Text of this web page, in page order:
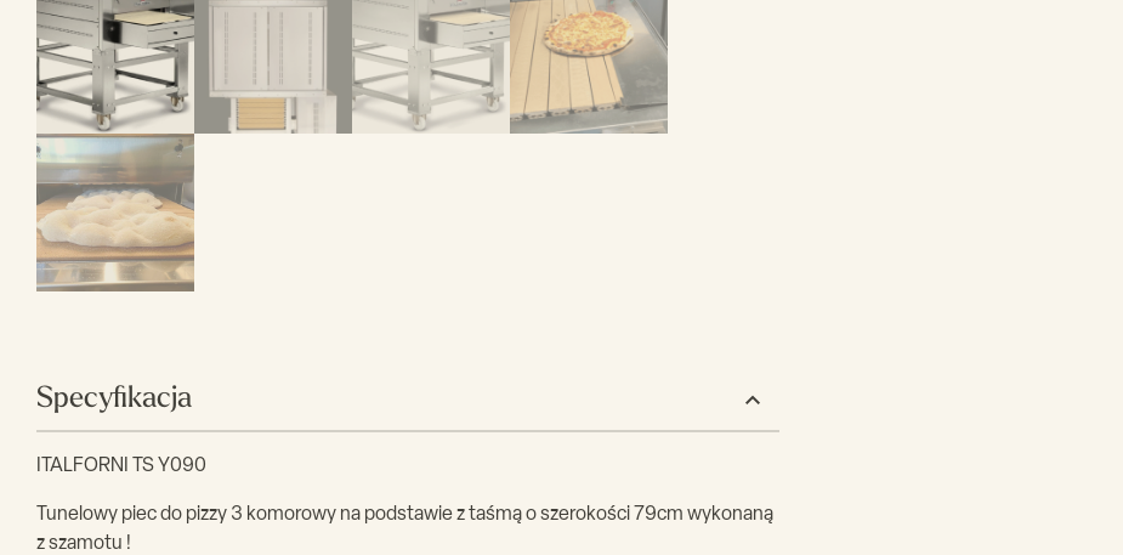
Specyfikacja
ITALFORNI TS Y090
Tunelowy piec do pizzy 3 komorowy na podstawie z taśmą o szerokości 79cm wykonaną
z szamotu !